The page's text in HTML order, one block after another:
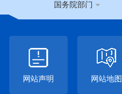
国务院部门
网站声明 网站地图